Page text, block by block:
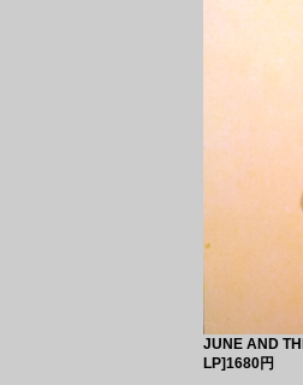
JUNE AND
LP]1680円